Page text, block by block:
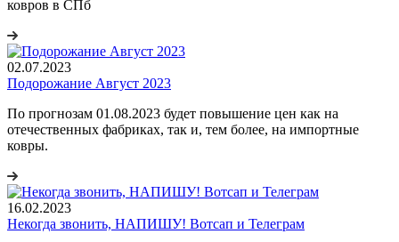
ковров в СПб
02.07.2023
Подорожание Август 2023
По прогнозам 01.08.2023 будет повышение цен как на
отечественных фабриках, так и, тем более, на импортные
ковры.
16.02.2023
Некогда звонить, НАПИШУ! Вотсап и Телеграм